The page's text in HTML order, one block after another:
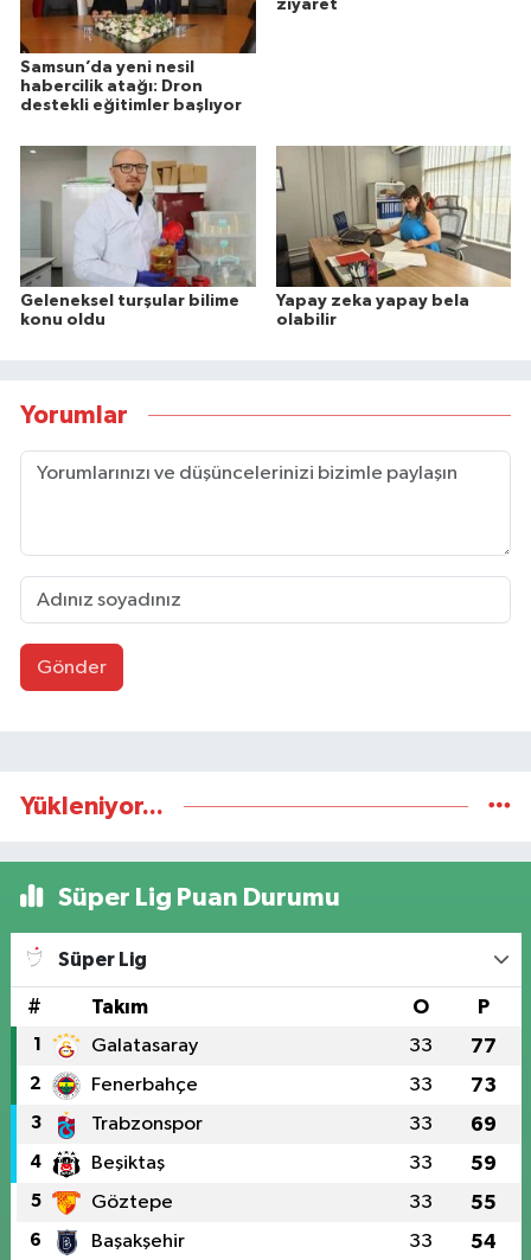
Samsun’da yeni nesil
habercilik atağı: Dron
destekli eğitimler başlıyor
ziyaret
Geleneksel turşular bilime
konu oldu
Yapay zeka yapay bela
olabilir
Yorumlar
Gönder
Yükleniyor...
Süper Lig Puan Durumu
Süper Lig
# Takım O P
1 Galatasaray 33 77
2 Fenerbahçe 33 73
3 Trabzonspor 33 69
4 Beşiktaş 33 59
5 Göztepe 33 55
6 Başakşehir 33 54